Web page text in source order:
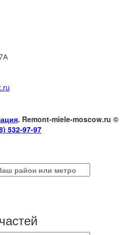
. Remont-miele-moscow.ru ©
532-97-97